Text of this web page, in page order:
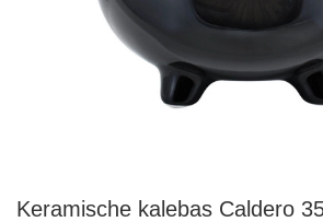
Keramische kalebas Caldero